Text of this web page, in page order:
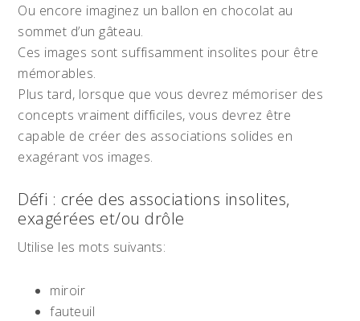
Ou encore imaginez un ballon en chocolat au
sommet d’un gâteau.
Ces images sont suffisamment insolites pour être
mémorables.
Plus tard, lorsque que vous devrez mémoriser des
concepts vraiment difficiles, vous devrez être
capable de créer des associations solides en
exagérant vos images.
Défi : crée des associations insolites,
exagérées et/ou drôle
Utilise les mots suivants:
miroir
fauteuil